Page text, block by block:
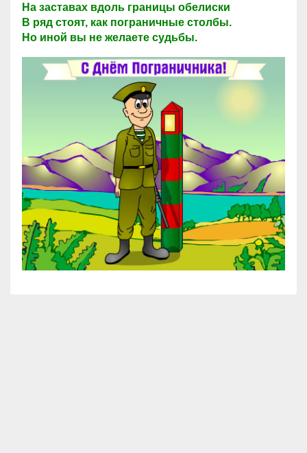
На заставах вдоль границы обелиски
В ряд стоят, как пограничные столбы.
Но иной вы не желаете судьбы.